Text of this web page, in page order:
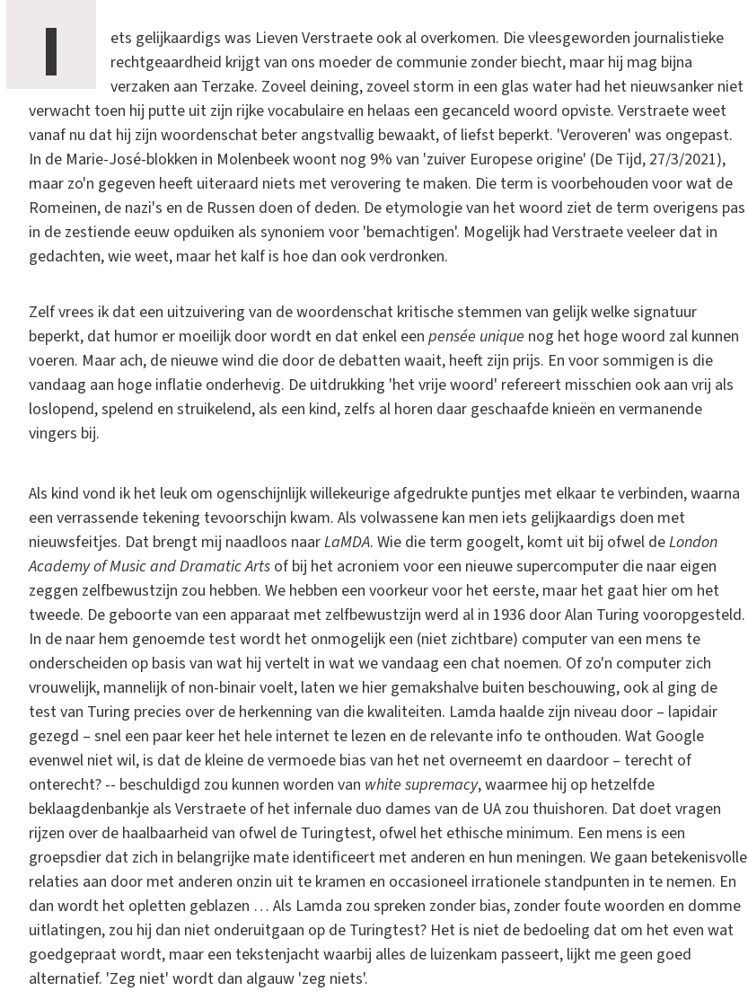
I
ets gelijkaardigs was Lieven Verstraete ook al overkomen. Die vleesgeworden journalistieke
rechtgeaardheid krijgt van ons moeder de communie zonder biecht, maar hij mag bijna
verzaken aan Terzake. Zoveel deining, zoveel storm in een glas water had het nieuwsanker niet
verwacht toen hij putte uit zijn rijke vocabulaire en helaas een gecanceld woord opviste. Verstraete weet
vanaf nu dat hij zijn woordenschat beter angstvallig bewaakt, of liefst beperkt. 'Veroveren' was ongepast.
In de Marie-José-blokken in Molenbeek woont nog 9% van 'zuiver Europese origine' (De Tijd, 27/3/2021),
maar zo'n gegeven heeft uiteraard niets met verovering te maken. Die term is voorbehouden voor wat de
Romeinen, de nazi's en de Russen doen of deden. De etymologie van het woord ziet de term overigens pas
in de zestiende eeuw opduiken als synoniem voor 'bemachtigen'. Mogelijk had Verstraete veeleer dat in
gedachten, wie weet, maar het kalf is hoe dan ook verdronken.
Zelf vrees ik dat een uitzuivering van de woordenschat kritische stemmen van gelijk welke signatuur
beperkt, dat humor er moeilijk door wordt en dat enkel een pensée unique nog het hoge woord zal kunnen
voeren. Maar ach, de nieuwe wind die door de debatten waait, heeft zijn prijs. En voor sommigen is die
vandaag aan hoge inflatie onderhevig. De uitdrukking 'het vrije woord' refereert misschien ook aan vrij als
loslopend, spelend en struikelend, als een kind, zelfs al horen daar geschaafde knieën en vermanende
vingers bij.
Als kind vond ik het leuk om ogenschijnlijk willekeurige afgedrukte puntjes met elkaar te verbinden, waarna
een verrassende tekening tevoorschijn kwam. Als volwassene kan men iets gelijkaardigs doen met
nieuwsfeitjes. Dat brengt mij naadloos naarLaMDA. Wie die term googelt, komt uit bij ofwel deLondon
Academy of Music and Dramatic Arts of bij het acroniem voor een nieuwe supercomputer die naar eigen
zeggen zelfbewustzijn zou hebben. We hebben een voorkeur voor het eerste, maar het gaat hier om het
tweede. De geboorte van een apparaat met zelfbewustzijn werd al in 1936 door Alan Turing vooropgesteld.
In de naar hem genoemde test wordt het onmogelijk een (niet zichtbare) computer van een mens te
onderscheiden op basis van wat hij vertelt in wat we vandaag een chat noemen. Of zo'n computer zich
vrouwelijk, mannelijk of non-binair voelt, laten we hier gemakshalve buiten beschouwing, ook al ging de
test van Turing precies over de herkenning van die kwaliteiten. Lamda haalde zijn niveau door – lapidair
gezegd – snel een paar keer het hele internet te lezen en de relevante info te onthouden. Wat Google
evenwel niet wil, is dat de kleine de vermoede bias van het net overneemt en daardoor – terecht of
onterecht? -- beschuldigd zou kunnen worden van white supremacy, waarmee hij op hetzelfde
beklaagdenbankje als Verstraete of het infernale duo dames van de UA zou thuishoren. Dat doet vragen
rijzen over de haalbaarheid van ofwel de Turingtest, ofwel het ethische minimum. Een mens is een
groepsdier dat zich in belangrijke mate identificeert met anderen en hun meningen. We gaan betekenisvolle
relaties aan door met anderen onzin uit te kramen en occasioneel irrationele standpunten in te nemen. En
dan wordt het opletten geblazen … Als Lamda zou spreken zonder bias, zonder foute woorden en domme
uitlatingen, zou hij dan niet onderuitgaan op de Turingtest? Het is niet de bedoeling dat om het even wat
goedgepraat wordt, maar een tekstenjacht waarbij alles de luizenkam passeert, lijkt me geen goed
alternatief. 'Zeg niet' wordt dan algauw 'zeg niets'.